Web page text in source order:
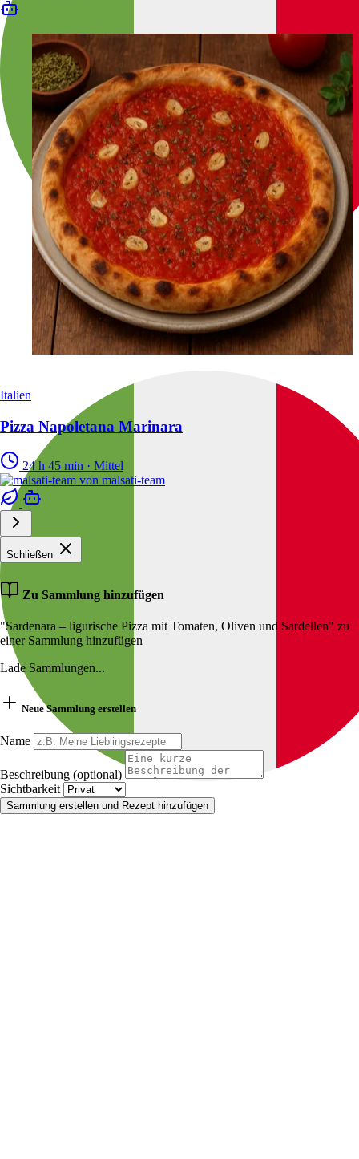
Italien
Pizza Napoletana Marinara
24 h 45 min · Mittel
von malsati-team
Schließen
Zu Sammlung hinzufügen
"Sardenara – ligurische Pizza mit Tomaten, Oliven und Sardellen" zu
einer Sammlung hinzufügen
Lade Sammlungen...
Neue Sammlung erstellen
Name
Beschreibung (optional)
Sichtbarkeit
Sammlung erstellen und Rezept hinzufügen